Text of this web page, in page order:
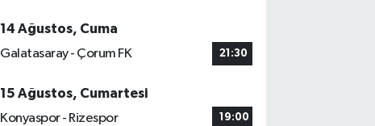
14 Ağustos, Cuma
Galatasaray - Çorum FK
21:30
15 Ağustos, Cumartesi
Konyaspor - Rizespor
19:00